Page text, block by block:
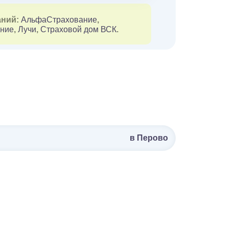
АльфаСтрахование,
, Лучи, Страховой дом ВСК.
в Перово